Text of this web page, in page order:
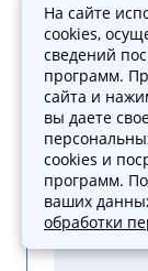
На сайте
cookies,
сведений
программ.
сайта и
вы даете
cookies и
программ.
ваших
обработки